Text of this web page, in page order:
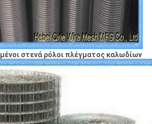
στενά ρόλοι πλέγματος καλωδίων